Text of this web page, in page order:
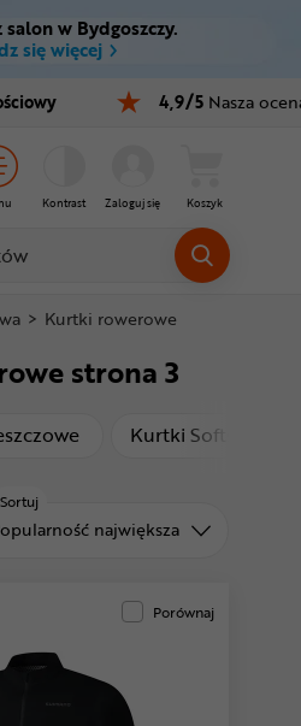
Ctrl M
w Bydgoszczy.
się więcej
4,9/5 Nasza
Kontrast Zaloguj się Koszyk
> Kurtki rowerowe
strona 3
produktyKurtki Softshell
Sortuj
od największa
Porównaj